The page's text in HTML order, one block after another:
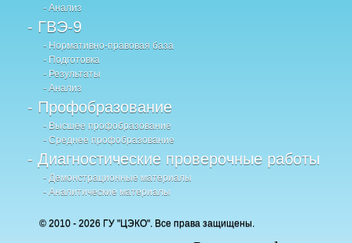
- Анализ
- ГВЭ-9
- Нормативно-правовая база
- Подготовка
- Результаты
- Анализ
- Профобразование
- Высшее профобразование
- Среднее профобразование
- Диагностические проверочные работы
- Демонстрационные материалы
- Аналитические материалы
© 2010 - 2026 ГУ "ЦЭКО". Все права защищены.